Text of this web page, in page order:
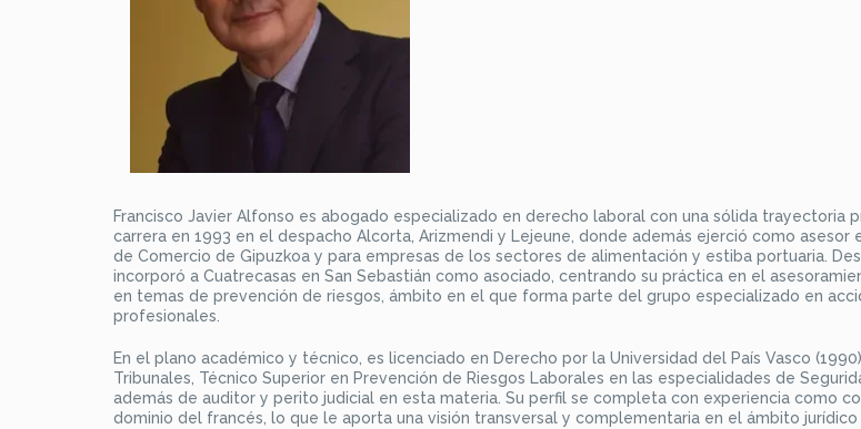
Francisco Javier Alfonso es abogado especializado en derecho laboral con una sólida trayectoria
carrera en 1993 en el despacho Alcorta, Arizmendi y Lejeune, donde además ejerció como asesor
de Comercio de Gipuzkoa y para empresas de los sectores de alimentación y estiba portuaria.
incorporó a Cuatrecasas en San Sebastián como asociado, centrando su práctica en el
en temas de prevención de riesgos, ámbito en el que forma parte del grupo especializado en
profesionales.
En el plano académico y técnico, es licenciado en Derecho por la Universidad del País Vasco
Tribunales, Técnico Superior en Prevención de Riesgos Laborales en las especialidades de
además de auditor y perito judicial en esta materia. Su perfil se completa con experiencia como
dominio del francés, lo que le aporta una visión transversal y complementaria en el ámbito jurídico